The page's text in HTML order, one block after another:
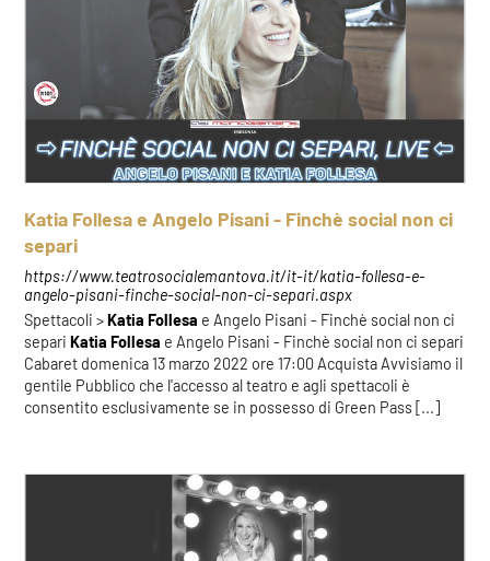
Katia Follesa e Angelo Pisani - Finchè social non ci
separi
https://www.teatrosocialemantova.it/it-it/katia-follesa-e-
angelo-pisani-finche-social-non-ci-separi.aspx
Spettacoli >Katia Follesa e Angelo Pisani - Finchè social non ci
separiKatia Follesa e Angelo Pisani - Finchè social non ci separi
Cabaret domenica 13 marzo 2022 ore 17:00 Acquista Avvisiamo il
gentile Pubblico che l'accesso al teatro e agli spettacoli è
consentito esclusivamente se in possesso di Green Pass [...]